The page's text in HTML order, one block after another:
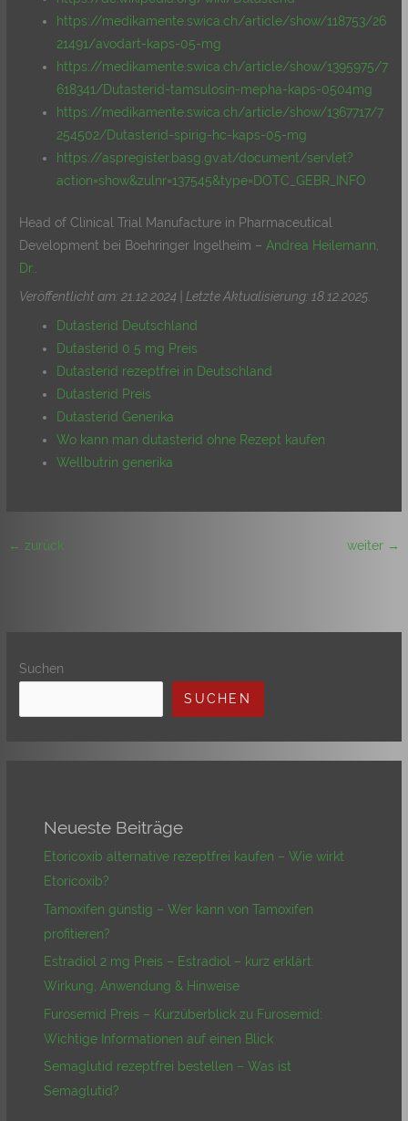
https://medikamente.swica.ch/article/show/118753/26
21491/avodart-kaps-05-mg
https://medikamente.swica.ch/article/show/1395975/7
618341/Dutasterid-tamsulosin-mepha-kaps-0504mg
https://medikamente.swica.ch/article/show/1367717/7
254502/Dutasterid-spirig-hc-kaps-05-mg
https://aspregister.basg.gv.at/document/servlet?
action=show&zulnr=137545&type=DOTC_GEBR_INFO
Head of Clinical Trial Manufacture in Pharmaceutical
Development bei Boehringer Ingelheim – Andrea Heilemann,
Dr.
Veröffentlicht am: 21.12.2024 | Letzte Aktualisierung: 18.12.2025.
Dutasterid Deutschland
Dutasterid 0 5 mg Preis
Dutasterid rezeptfrei in Deutschland
Dutasterid Preis
Dutasterid Generika
Wo kann man dutasterid ohne Rezept kaufen
Wellbutrin generika
← zurück weiter →
Suchen
SUCHEN
Neueste Beiträge
Etoricoxib alternative rezeptfrei kaufen – Wie wirkt
Etoricoxib?
Tamoxifen günstig – Wer kann von Tamoxifen
profitieren?
Estradiol 2 mg Preis – Estradiol – kurz erklärt:
Wirkung, Anwendung & Hinweise
Furosemid Preis – Kurzüberblick zu Furosemid:
Wichtige Informationen auf einen Blick
Semaglutid rezeptfrei bestellen – Was ist
Semaglutid?